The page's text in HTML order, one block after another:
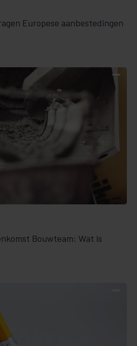
Europese aanbestedingen
Bouwteam: Wat is